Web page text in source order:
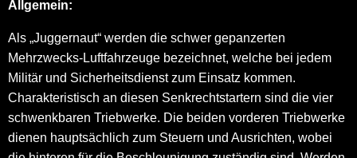
Allgemein:
Als „Juggernaut“ werden die schwer gepanzerten
Mehrzwecks-Luftfahrzeuge bezeichnet, welche bei jedem
Militär und Sicherheitsdienst zum Einsatz kommen.
Charakteristisch an diesen Senkrechtstartern sind die vier
schwenkbaren Triebwerke. Die beiden vorderen Triebwerke
dienen hauptsächlich zum Steuern und Ausrichten, wobei